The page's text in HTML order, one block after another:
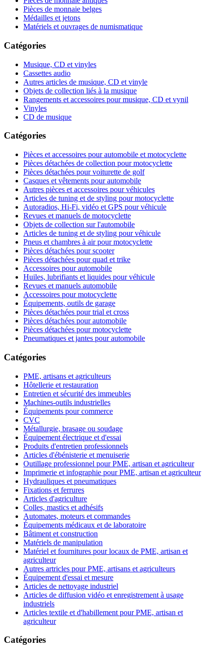
Pièces de monnaie belges
Médailles et jetons
Matériels et ouvrages de numismatique
Catégories
Musique, CD et vinyles
Cassettes audio
Autres articles de musique, CD et vinyle
Objets de collection liés à la musique
Rangements et accessoires pour musique, CD et vynil
Vinyles
CD de musique
Catégories
Pièces et accessoires pour automobile et motocyclette
Pièces détachées de collection pour motocyclette
Pièces détachées pour voiturette de golf
Casques et vêtements pour automobile
Autres pièces et accessoires pour véhicules
Articles de tuning et de styling pour motocyclette
Autoradios, Hi-Fi, vidéo et GPS pour véhicule
Revues et manuels de motocyclette
Objets de collection sur l'automobile
Articles de tuning et de styling pour véhicule
Pneus et chambres à air pour motocyclette
Pièces détachées pour scooter
Pièces détachées pour quad et trike
Accessoires pour automobile
Huiles, lubrifiants et liquides pour véhicule
Revues et manuels automobile
Accessoires pour motocyclette
Équipements, outils de garage
Pièces détachées pour trial et cross
Pièces détachées pour automobile
Pièces détachées pour motocyclette
Pneumatiques et jantes pour automobile
Catégories
PME, artisans et agriculteurs
Hôtellerie et restauration
Entretien et sécurité des immeubles
Machines-outils industrielles
Équipements pour commerce
CVC
Métallurgie, brasage ou soudage
Équipement électrique et d'essai
Produits d'entretien professionnels
Articles d'ébénisterie et menuiserie
Outillage professionnel pour PME, artisan et agriculteur
Imprimerie et infographie pour PME, artisan et agriculteur
Hydrauliques et pneumatiques
Fixations et ferrures
Articles d'agriculture
Colles, mastics et adhésifs
Automates, moteurs et commandes
Équipements médicaux et de laboratoire
Bâtiment et construction
Matériels de manipulation
Matériel et fournitures pour locaux de PME, artisan et
agriculteur
Autres artricles pour PME, artisans et agriculteurs
Équipement d'essai et mesure
Articles de nettoyage industriel
Articles de diffusion vidéo et enregistrement à usage
industriels
Articles textile et d'habillement pour PME, artisan et
agriculteur
Catégories